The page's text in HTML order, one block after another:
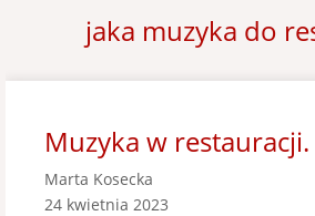
jaka muzyka do
Muzyka w restauracji.
Marta Kosecka
24 kwietnia 2023